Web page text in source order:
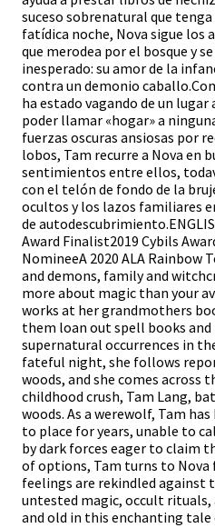
suceso sobrenatural que tenga
fatídica noche, Nova sigue los
que merodea por el bosque y
inesperado: su amor de la
contra un demonio
ha estado vagando de un
poder llamar «hogar» a
fuerzas oscuras ansiosas por
lobos, Tam recurre a Nova en
sentimientos entre ellos,
con el telón de fondo de la
ocultos y los lazos familiares
de
Award Finalist2019 Cybils
NomineeA 2020 ALA Rainbow
and demons, family and
more about magic than your
works at her grandmothers
them loan out spell books
supernatural occurrences in
fateful night, she follows
woods, and she comes across
childhood crush, Tam Lang,
woods. As a werewolf, Tam
to place for years, unable to
by dark forces eager to claim
of options, Tam turns to
feelings are rekindled against
untested magic, occult
and old in this enchanting tale